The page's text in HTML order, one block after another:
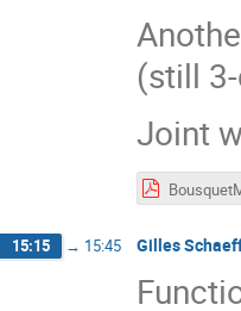
(still
Joint
15:15 → 15:45 Gilles